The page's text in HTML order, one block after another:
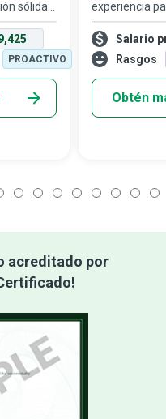
sólida
Los
a
PROACTIVO
experiencia
en el camino
ejecutivos,
financiera de
Salario
Rasgos
Obtén
acreditado por